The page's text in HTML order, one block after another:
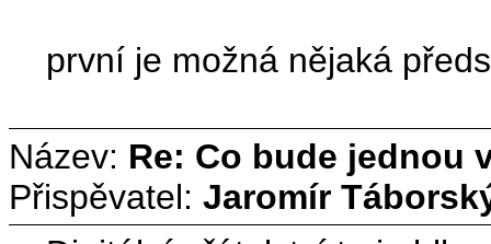
první je možná nějaká
Název: Re: Co bude jednou
Přispěvatel: Jaromír